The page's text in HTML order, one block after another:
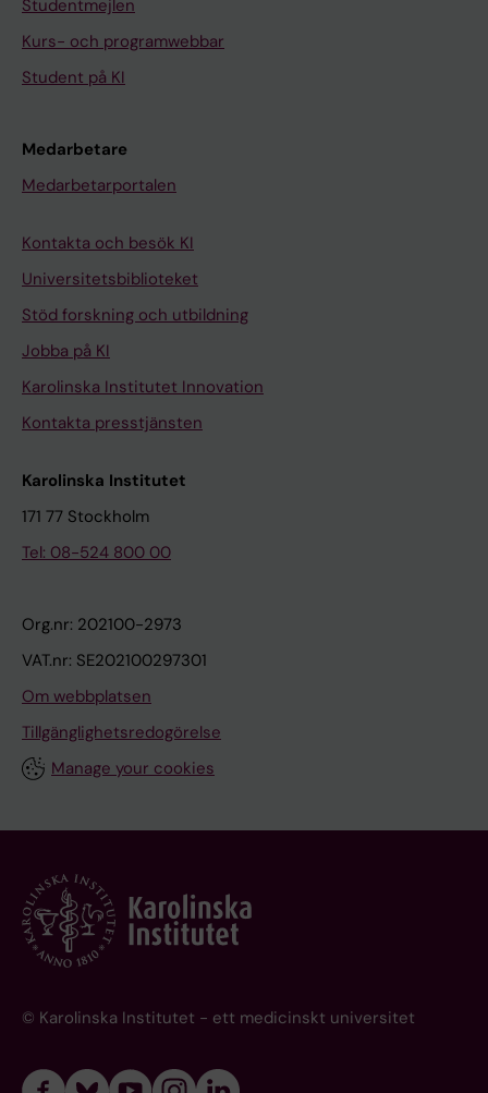
Studentmejlen
Kurs- och programwebbar
Student på KI
Medarbetare
Medarbetarportalen
Kontakta och besök KI
Universitetsbiblioteket
Stöd forskning och utbildning
Jobba på KI
Karolinska Institutet Innovation
Kontakta presstjänsten
Karolinska Institutet
171 77 Stockholm
Tel: 08-524 800 00
Org.nr: 202100-2973
VAT.nr: SE202100297301
Om webbplatsen
Tillgänglighetsredogörelse
Manage your cookies
© Karolinska Institutet - ett medicinskt universitet